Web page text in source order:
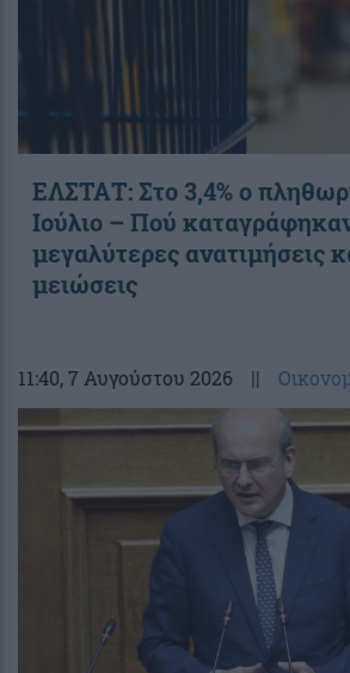
ΕΛΣΤΑΤ: Στο 3,4% ο
Ιούλιο – Πού
μεγαλύτερες ανατιμήσεις
μειώσεις
11:40, 7 Αυγούστου 2026 ||